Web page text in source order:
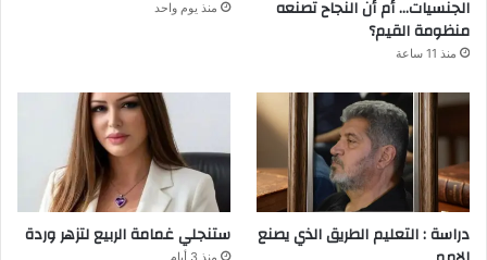
الجنسيات… أم أن النجاح تصنعه
منظومة القيم؟
منذ 11 ساعة
منذ يوم واحد
دراسة : التعليم الطريق الذي يصنع
ستنجلي غمامة الربيع لتزهر وردة
منذ 3 أيام